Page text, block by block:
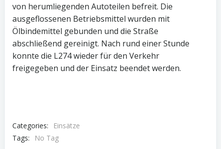
von herumliegenden Autoteilen befreit. Die
ausgeflossenen Betriebsmittel wurden mit
Ölbindemittel gebunden und die Straße
abschließend gereinigt. Nach rund einer Stunde
konnte die L274 wieder für den Verkehr
freigegeben und der Einsatz beendet werden.
Categories:
Einsätze
Tags:
No Tag